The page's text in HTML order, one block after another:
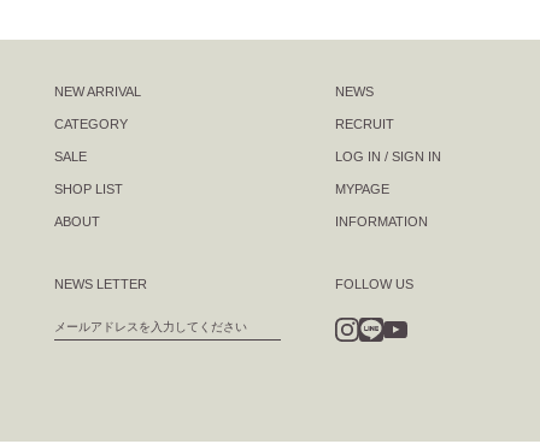
NEW ARRIVAL
CATEGORY
SALE
SHOP LIST
ABOUT
NEWS LETTER
NEWS
RECRUIT
LOG IN / SIGN IN
MYPAGE
INFORMATION
FOLLOW US